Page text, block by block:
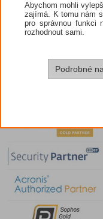
Abychom mohli
zajímá. K tomu nám
pro správnou funkci
rozhodnout sami.
Podrobné